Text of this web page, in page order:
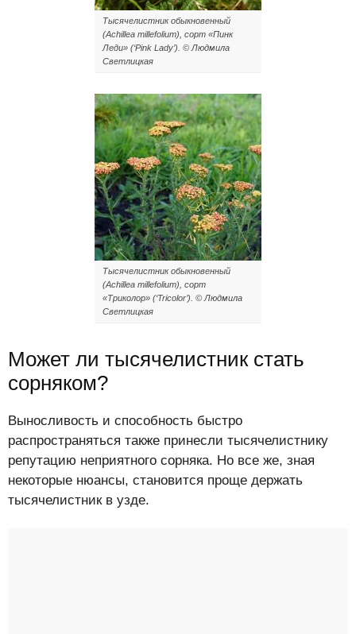
Тысячелистник обыкновенный
(Achillea millefolium), сорт «Пинк
Леди» (‘Pink Lady’). © Людмила
Светлицкая
Тысячелистник обыкновенный
(Achillea millefolium), сорт
«Триколор» (‘Tricolor’). © Людмила
Светлицкая
Может ли тысячелистник стать
сорняком?
Выносливость и способность быстро
распространяться также принесли тысячелистнику
репутацию неприятного сорняка. Но все же, зная
некоторые нюансы, становится проще держать
тысячелистник в узде.